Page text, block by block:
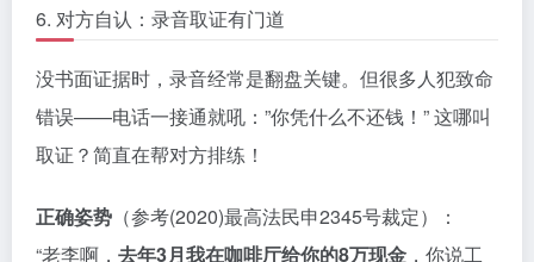
6. 对方自认：录音取证有门道
没书面证据时，录音经常是翻盘关键。但很多人犯致命
错误——电话一接通就吼：”你凭什么不还钱！” 这哪叫
取证？简直在帮对方排练！
正确姿势 （参考(2020)最高法民申2345号裁定）：
“老李啊， 去年3月我在咖啡厅给你的8万现金 ，你说工